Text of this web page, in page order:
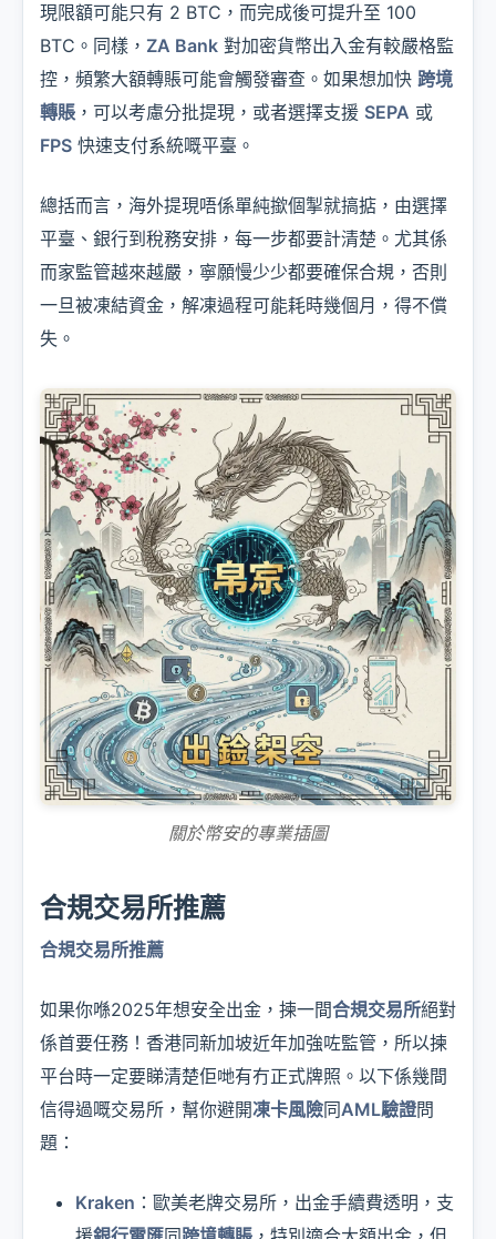
現限額可能只有 2 BTC，而完成後可提升至 100
BTC。同樣， ZA Bank 對加密貨幣出入金有較嚴格監
控，頻繁大額轉賬可能會觸發審查。如果想加快 跨境
轉賬 ，可以考慮分批提現，或者選擇支援 SEPA 或
FPS 快速支付系統嘅平臺。
總括而言，海外提現唔係單純撳個掣就搞掂，由選擇
平臺、銀行到稅務安排，每一步都要計清楚。尤其係
而家監管越來越嚴，寧願慢少少都要確保合規，否則
一旦被凍結資金，解凍過程可能耗時幾個月，得不償
失。
關於幣安的專業插圖
合規交易所推薦
合規交易所推薦
如果你喺2025年想安全出金，揀一間合規交易所絕對
係首要任務！香港同新加坡近年加強咗監管，所以揀
平台時一定要睇清楚佢哋有冇正式牌照。以下係幾間
信得過嘅交易所，幫你避開凍卡風險同AML驗證問
題：
Kraken ：歐美老牌交易所，出金手續費透明，支